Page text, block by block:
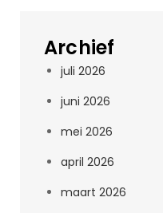
Archief
juli 2026
juni 2026
mei 2026
april 2026
maart 2026